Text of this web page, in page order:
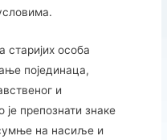
особа
појединаца,
и
је препознати знаке
на насиље и